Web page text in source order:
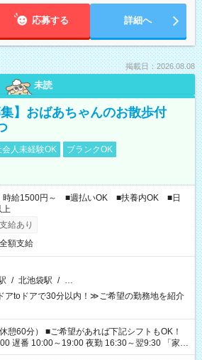
応募する 詳細へ
掲載日：2026.08.08
未読
集】おばあちゃんのお散歩付
会人未経験OK
ブランクOK
時給1500円～ ■週払いOK ■扶養内OK ■日
上
給あり
額支給
/ 北池袋駅 / …
アtoドアで30分以内！≫ご希望の勤務地を紹介
れば下記シフトもOK！
遅番 10:00～19:00 夜勤 16:30～翌9:30 「家族
たい」 「余裕を持って夕飯の準備がしたい」